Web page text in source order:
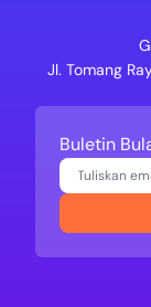
Jl. Tomang
Buletin